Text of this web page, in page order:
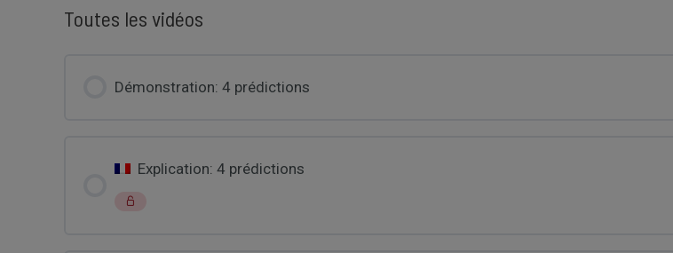
Toutes les vidéos
Démonstration: 4 prédictions
Explication: 4 prédictions